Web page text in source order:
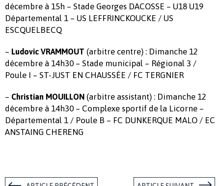
décembre à 15h – Stade Georges DACOSSE – U18 U19
Départemental 1 – US LEFFRINCKOUCKE / US
ESCQUELBECQ
– Ludovic VRAMMOUT (arbitre centre) : Dimanche 12
décembre à 14h30 – Stade municipal – Régional 3 /
Poule I – ST-JUST EN CHAUSSÉE / FC TERGNIER
– Christian MOUILLON (arbitre assistant) : Dimanche 12
décembre à 14h30 – Complexe sportif de la Licorne –
Départemental 1 / Poule B – FC DUNKERQUE MALO / EC
ANSTAING CHERENG